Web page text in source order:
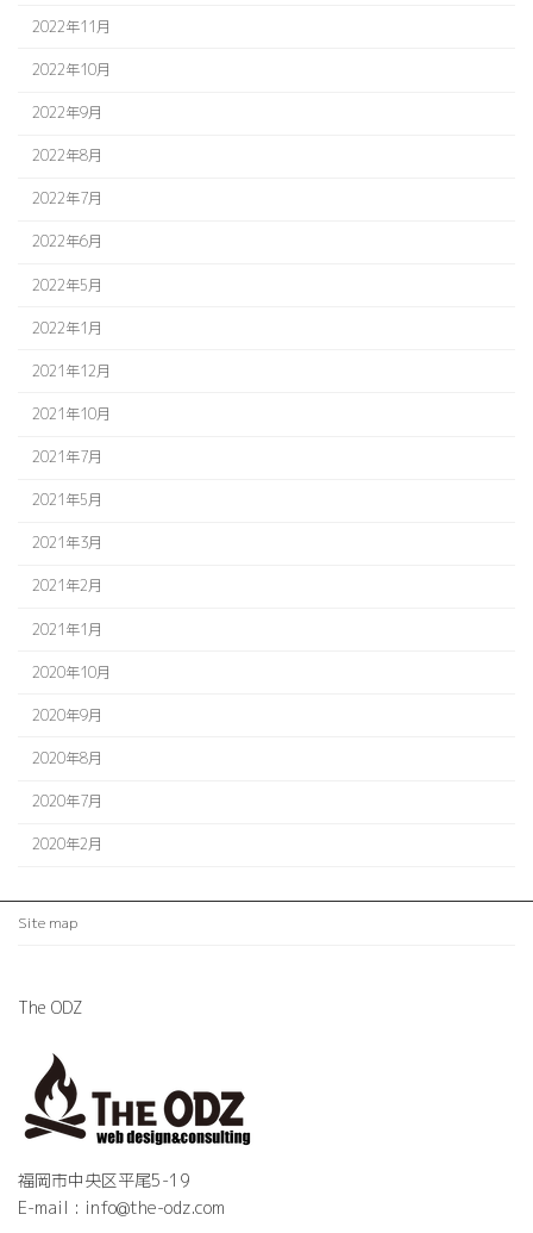
2022年11月
2022年10月
2022年9月
2022年8月
2022年7月
2022年6月
2022年5月
2022年1月
2021年12月
2021年10月
2021年7月
2021年5月
2021年3月
2021年2月
2021年1月
2020年10月
2020年9月
2020年8月
2020年7月
2020年2月
Site map
The ODZ
福岡市中央区平尾5-19
E-mail : info@the-odz.com